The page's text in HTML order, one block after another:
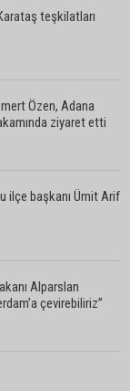
teşkilatları
Özen, Adana
ziyaret etti
ilçe başkanı Ümit Arif
Alparslan
çevirebiliriz”
sahiller için